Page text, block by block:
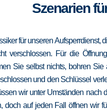
Szenarien
für unseren
verschlossen. Für die
Sie selbst nichts, bohren
und den Schlüssel
wir unter Umständen
doch auf jeden Fall öffnen wir